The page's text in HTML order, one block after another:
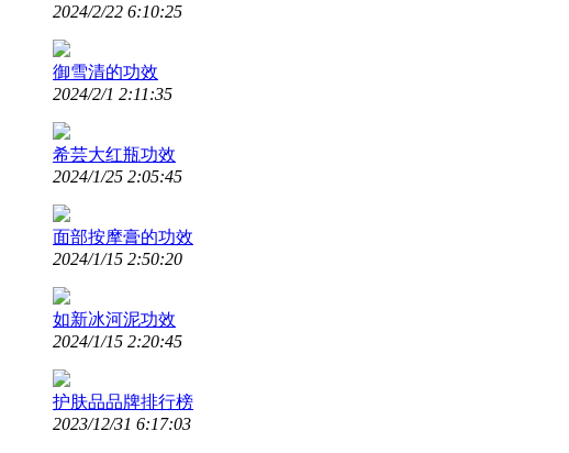
2024/2/22 6:10:25
御雪清的功效
2024/2/1 2:11:35
希芸大红瓶功效
2024/1/25 2:05:45
面部按摩膏的功效
2024/1/15 2:50:20
如新冰河泥功效
2024/1/15 2:20:45
护肤品品牌排行榜
2023/12/31 6:17:03